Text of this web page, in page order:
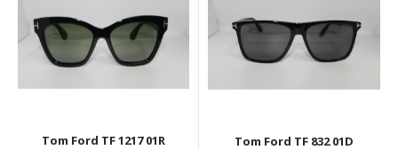
Tom Ford TF 1217 01R Tom Ford TF 832 01D